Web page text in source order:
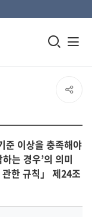
모
열
SNS
유
열
준 이상을 충족해야
는 경우’의 의미
한 규칙」 제24조